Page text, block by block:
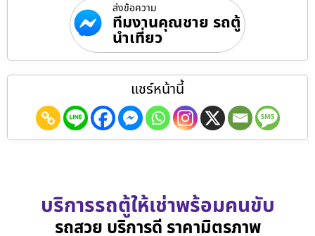
ส่งข้อความ
ทีมงานคุณชาย รถตู้
นำเที่ยว
แชร์หน้านี้
บริการรถตู้ให้เช่าพร้อมคนขับ
รถสวย บริการดี ราคามิตรภาพ